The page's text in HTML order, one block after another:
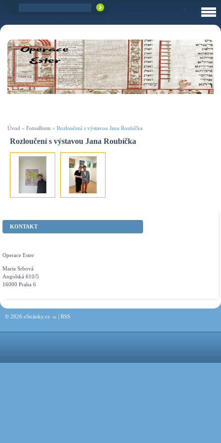
Úvod » Fotoalbum » Rozloučení s výstavou Jana Roubíčka
Rozloučení s výstavou Jana Roubíčka
KONTAKT
Operace Ester
Marta Srbová
Angolská 610/5
16000 Praha 6
© 2026 eStránky.cz RSS